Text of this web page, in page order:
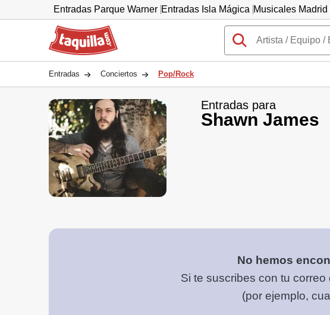
Entradas Parque Warner Entradas Isla Mágica Musicales Madrid
Taquilla.com
Entradas Conciertos Pop/Rock
Entradas para
Shawn James
No hemos
Si te suscribes con tu correo
(por ejemplo,